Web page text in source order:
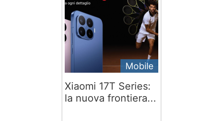
Mobile
Xiaomi 17T Series:
la nuova frontiera...